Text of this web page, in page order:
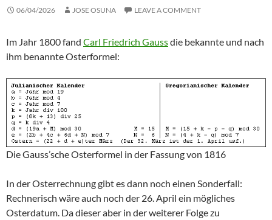
06/04/2026 JOSE OSUNA LEAVE A COMMENT
Im Jahr 1800 fand Carl Friedrich Gaussdie bekannte und nach
ihm benannte Osterformel:
Die Gauss’sche Osterformel in der Fassung von 1816
In der Osterrechnung gibt es dann noch einen Sonderfall:
Rechnerisch wäre auch noch der 26. April ein mögliches
Osterdatum. Da dieser aber in der weiterer Folge zu